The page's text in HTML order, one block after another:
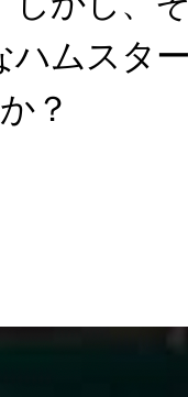
ハムスター
？